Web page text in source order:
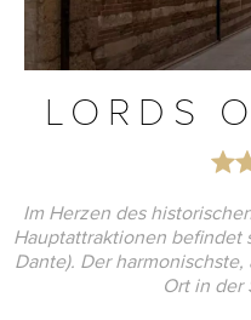
LORDS
Im Herzen des
Hauptattraktionen befindet
Dante). Der
Ort in der